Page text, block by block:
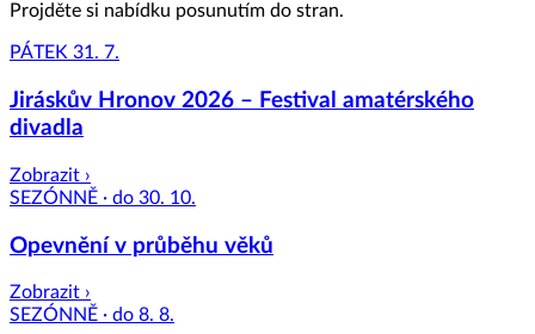
Projděte si nabídku posunutím do stran.
PÁTEK 31. 7.
Jiráskův Hronov 2026 – Festival amatérského
divadla
Zobrazit ›
SEZÓNNĚ · do 30. 10.
Opevnění v průběhu věků
Zobrazit ›
SEZÓNNĚ · do 8. 8.